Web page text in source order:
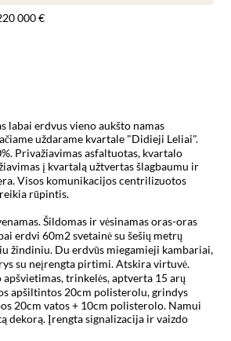
000 €
labai erdvus vieno aukšto namas
uždarame kvartale "Didieji Leliai".
Privažiavimas asfaltuotas, kvartalo
į kvartalą užtvertas šlagbaumu ir
Visos komunikacijos centrilizuotos
rūpintis.
Šildomas ir vėsinamas oras-oras
erdvi 60m2 svetainė su šešių metrų
žindiniu. Du erdvūs miegamieji kambariai,
su neįrengta pirtimi. Atskira virtuvė.
apšvietimas, trinkelės, aptverta 15 arų
apšiltintos 20cm polisterolu, grindys
20cm vatos + 10cm polisterolo. Namui
dekorą. Įrengta signalizacija ir vaizdo